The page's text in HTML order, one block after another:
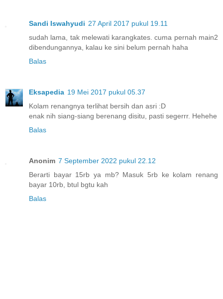
Sandi Iswahyudi 27 April 2017 pukul 19.11
sudah lama, tak melewati karangkates. cuma pernah main2
dibendungannya, kalau ke sini belum pernah haha
Balas
Eksapedia 19 Mei 2017 pukul 05.37
Kolam renangnya terlihat bersih dan asri :D
enak nih siang-siang berenang disitu, pasti segerrr. Hehehe
Balas
Anonim 7 September 2022 pukul 22.12
Berarti bayar 15rb ya mb? Masuk 5rb ke kolam renang
bayar 10rb, btul bgtu kah
Balas